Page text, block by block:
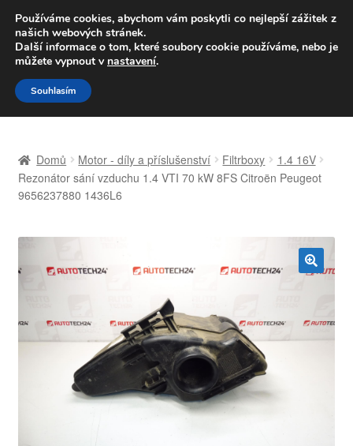
DOPRAVA od 139,-Kč
Volejte po-pá 9-16 704 494 494
Přeskočit
na
navigaci
Přejít
k
obsahu
Celosvětová doprava
Můj účet
Domů Motor - díly a příslušenství Filtrboxy
1.4 16V
Rezonátor sání vzduchu 1.4 VTI 70 kW 8FS Citroën Peugeot
9656237880 1436L6
Používáme cookies, abychom vám poskytli co nejlepší zážitek z
našich webových stránek.
Další informace o tom, které soubory cookie používáme, nebo je
můžete vypnout v nastavení.
Souhlasím